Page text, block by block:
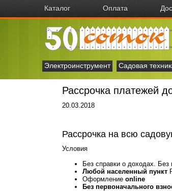
Каталог Оплата
Электроинструмент
Садовая
Рассрочка платежей
20.03.2018
Рассрочка на всю
Условия
Без справки о доходах. Без
Любой населенный пункт
Оформление online
Без первоначального